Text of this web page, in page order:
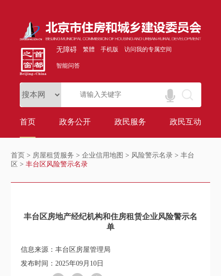
无障碍 繁體 手机版 访问我的专属空间
智能问答
首页 政务公开 政民服务 政民互动
首页 > 房屋租赁服务 >企业信用地图 > 风险警示名录 >丰台
区 >丰台区风险警示名录
丰台区房地产经纪机构和住房租赁企业风险警示名
单
信息来源：丰台区房屋管理局
发布时间：2025年09月10日